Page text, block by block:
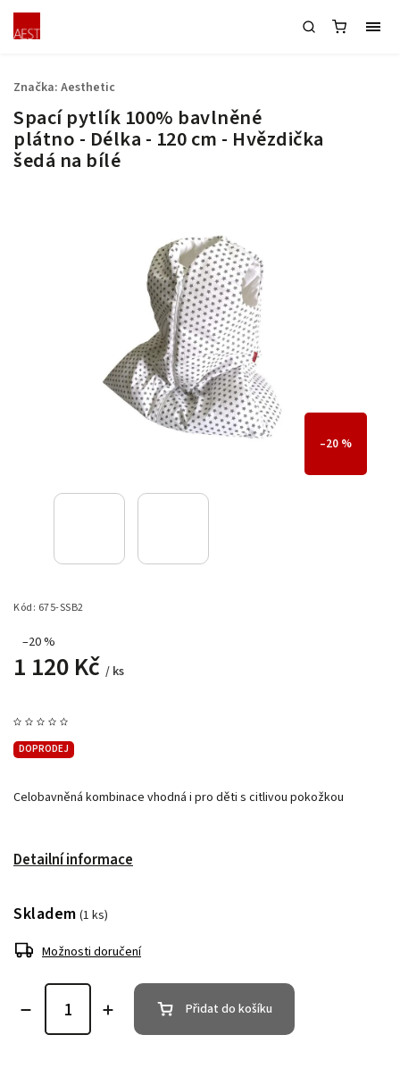
Spací pytlík 100% bavlněné
plátno - Délka - 120 cm - Hvězdička
šedá na bílé
–20 %
Kód: 675-SSB2
–20 %
1 120 Kč / ks
DOPRODEJ
Celobavněná kombinace vhodná i pro děti s citlivou pokožkou
Detailní informace
Značka: Aesthetic
Skladem (1 ks)
Možnosti doručení
Přidat do košíku